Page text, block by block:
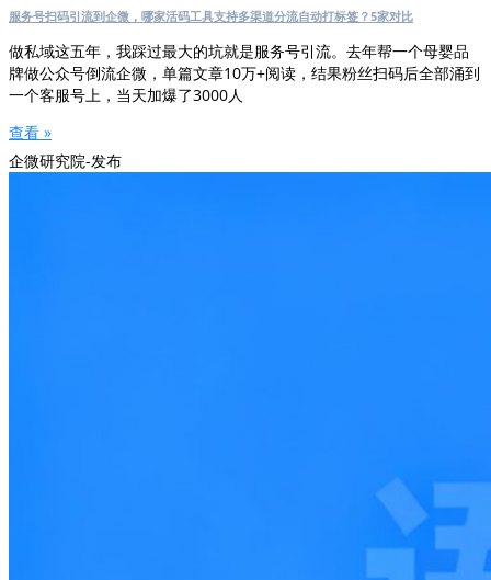
服务号扫码引流到企微，哪家活码工具支持多渠道分流自动打标签？5家对比
做私域这五年，我踩过最大的坑就是服务号引流。去年帮一个母婴品
牌做公众号倒流企微，单篇文章10万+阅读，结果粉丝扫码后全部涌到
一个客服号上，当天加爆了3000人
查看 »
企微研究院-发布